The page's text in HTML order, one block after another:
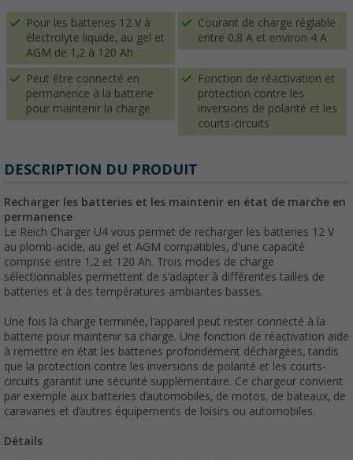
Pour les batteries 12 V à
électrolyte liquide, au gel et
AGM de 1,2 à 120 Ah
Courant de charge réglable
entre 0,8 A et environ 4 A
Peut être connecté en
permanence à la batterie
pour maintenir la charge
Fonction de réactivation et
protection contre les
inversions de polarité et les
courts-circuits
DESCRIPTION DU PRODUIT
Recharger les batteries et les maintenir en état de marche en
permanence
Le Reich Charger U4 vous permet de recharger les batteries 12 V
au plomb-acide, au gel et AGM compatibles, d'une capacité
comprise entre 1,2 et 120 Ah. Trois modes de charge
sélectionnables permettent de s'adapter à différentes tailles de
batteries et à des températures ambiantes basses.
Une fois la charge terminée, l'appareil peut rester connecté à la
batterie pour maintenir sa charge. Une fonction de réactivation aide
à remettre en état les batteries profondément déchargées, tandis
que la protection contre les inversions de polarité et les courts-
circuits garantit une sécurité supplémentaire. Ce chargeur convient
par exemple aux batteries d’automobiles, de motos, de bateaux, de
caravanes et d’autres équipements de loisirs ou automobiles.
Détails